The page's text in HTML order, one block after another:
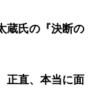
蔵氏の『決断の
正直、本当に面